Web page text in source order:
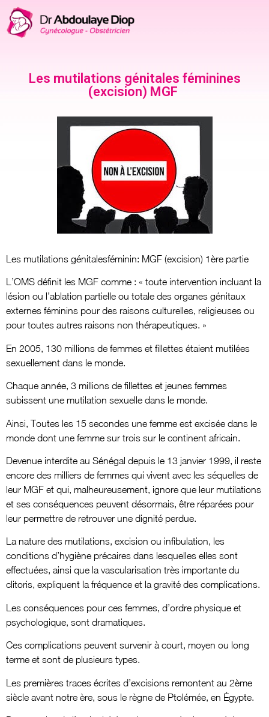
Les mutilations génitales féminines
(excision) MGF
Les mutilations génitalesféminin: MGF (excision) 1ère partie
L’OMS définit les MGF comme : « toute intervention incluant la
lésion ou l’ablation partielle ou totale des organes génitaux
externes féminins pour des raisons culturelles, religieuses ou
pour toutes autres raisons non thérapeutiques. »
En 2005, 130 millions de femmes et fillettes étaient mutilées
sexuellement dans le monde.
Chaque année, 3 millions de fillettes et jeunes femmes
subissent une mutilation sexuelle dans le monde.
Ainsi, Toutes les 15 secondes une femme est excisée dans le
monde dont une femme sur trois sur le continent africain.
Devenue interdite au Sénégal depuis le 13 janvier 1999, il reste
encore des milliers de femmes qui vivent avec les séquelles de
leur MGF et qui, malheureusement, ignore que leur mutilations
et ses conséquences peuvent désormais, être réparées pour
leur permettre de retrouver une dignité perdue.
La nature des mutilations, excision ou infibulation, les
conditions d’hygiène précaires dans lesquelles elles sont
effectuées, ainsi que la vascularisation très importante du
clitoris, expliquent la fréquence et la gravité des complications.
Les conséquences pour ces femmes, d’ordre physique et
psychologique, sont dramatiques.
Ces complications peuvent survenir à court, moyen ou long
terme et sont de plusieurs types.
Les premières traces écrites d’excisions remontent au 2ème
siècle avant notre ère, sous le règne de Ptolémée, en Égypte.